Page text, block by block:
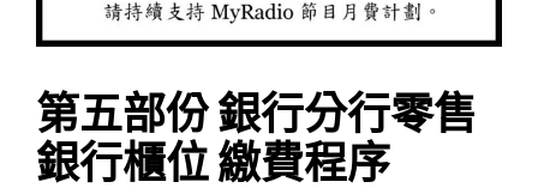
第五部份 銀行分行零售
銀行櫃位 繳費程序